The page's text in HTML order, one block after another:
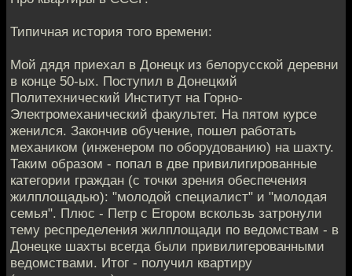
Типичная история того времени:
Мой дядя приехал в Донецк из белорусской деревни
в конце 50-ых. Поступил в Донецкий
Политехнический Институт на Горно-
Электромеханический факультет. На пятом курсе
женился. Закончив обучение, пошел работать
механиком (инженером по оборудованию) на шахту.
Таким образом - попал в две привилигированные
категории граждан (с точки зрения обеспечения
жилплощадью): "молодой специалист" и "молодая
семья". Плюс - Петр с Егором вскользь затронули
тему респределения жилплощади по ведомствам - в
Донецке шахты всегда были привилигерованными
ведомствами. Итог - получил квартиру